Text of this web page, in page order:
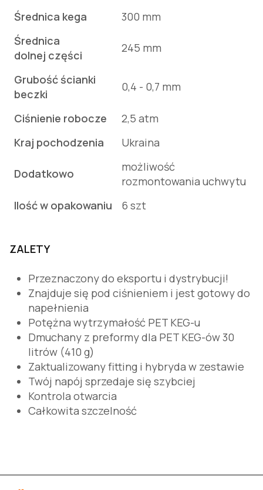
Średnica kega
300 mm
Średnica
dolnej części
245 mm
Grubość ścianki
beczki
0,4 - 0,7 mm
Ciśnienie robocze
2,5 atm
Kraj pochodzenia
Ukraina
Dodatkowo
możliwość
rozmontowania uchwytu
Ilość w opakowaniu
6 szt
ZALETY
Przeznaczony do eksportu i dystrybucji!
Znajduje się pod ciśnieniem i jest gotowy do
napełnienia
Potężna wytrzymałość PET KEG-u
Dmuchany z preformy dla PET KEG-ów 30
litrów (410 g)
Zaktualizowany fitting i hybryda w zestawie
Twój napój sprzedaje się szybciej
Kontrola otwarcia
Całkowita szczelność